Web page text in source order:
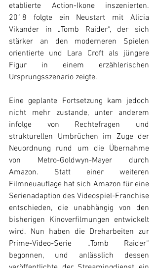
etablierte Action-Ikone inszenierten.
2018 folgte ein Neustart mit Alicia
Vikander in „Tomb Raider“, der sich
stärker an den moderneren Spielen
orientierte und Lara Croft als jüngere
Figur in einem erzählerischen
Ursprungsszenario zeigte.
Eine geplante Fortsetzung kam jedoch
nicht mehr zustande, unter anderem
infolge von Rechtefragen und
strukturellen Umbrüchen im Zuge der
Neuordnung rund um die Übernahme
von Metro-Goldwyn-Mayer durch
Amazon. Statt einer weiteren
Filmneuauflage hat sich Amazon für eine
Serienadaption des Videospiel-Franchise
entschieden, die unabhängig von den
bisherigen Kinoverfilmungen entwickelt
wird. Nun haben die Dreharbeiten zur
Prime-Video-Serie „Tomb Raider“
begonnen, und anlässlich dessen